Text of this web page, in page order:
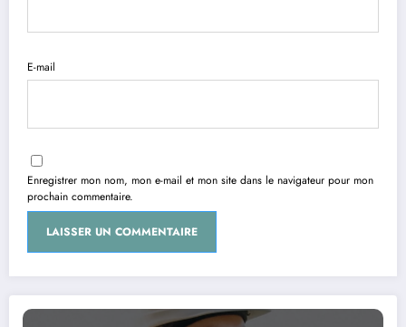
E-mail
Enregistrer mon nom, mon e-mail et mon site dans le navigateur pour mon
prochain commentaire.